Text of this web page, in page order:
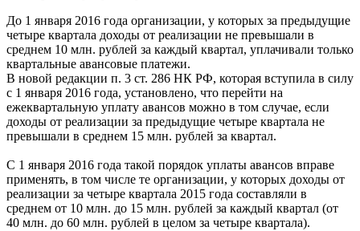
До 1 января 2016 года организации, у которых за предыдущие
четыре квартала доходы от реализации не превышали в
среднем 10 млн. рублей за каждый квартал, уплачивали только
квартальные авансовые платежи.
В новой редакции п. 3 ст. 286 НК РФ, которая вступила в силу
с 1 января 2016 года, установлено, что перейти на
ежеквартальную уплату авансов можно в том случае, если
доходы от реализации за предыдущие четыре квартала не
превышали в среднем 15 млн. рублей за квартал.
С 1 января 2016 года такой порядок уплаты авансов вправе
применять, в том числе те организации, у которых доходы от
реализации за четыре квартала 2015 года составляли в
среднем от 10 млн. до 15 млн. рублей за каждый квартал (от
40 млн. до 60 млн. рублей в целом за четыре квартала).